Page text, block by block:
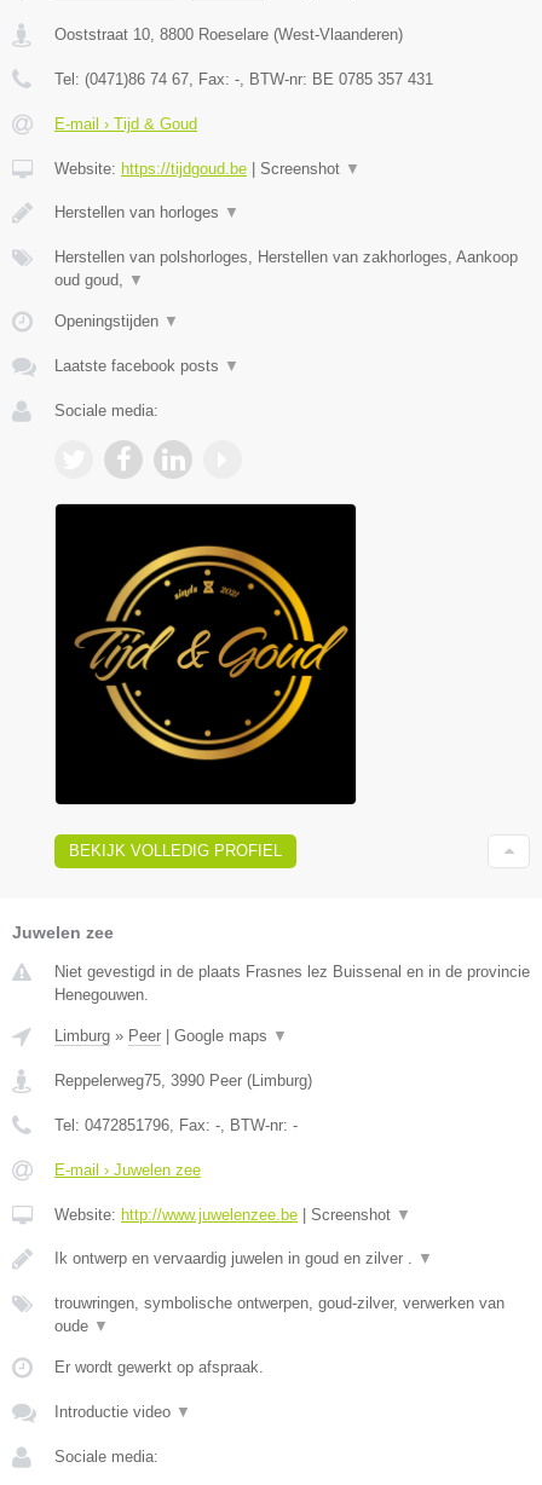
Ooststraat 10 8800 Roeselare (West-Vlaanderen)
Tel: (0471)86 74 67 , Fax: - , BTW-nr: BE 0785 357 431
E-mail › Tijd & Goud
Website: https://tijdgoud.be | Screenshot ▼
Herstellen van horloges ▼
Herstellen van polshorloges, Herstellen van zakhorloges, Aankoop
oud goud,
▼
Openingstijden ▼
Laatste facebook posts ▼
Sociale media:
BEKIJK VOLLEDIG PROFIEL
Juwelen zee
Niet gevestigd in de plaats Frasnes lez Buissenal en in de provincie
Henegouwen.
Limburg » Peer | Google maps ▼
Reppelerweg75 3990 Peer (Limburg)
Tel: 0472851796 , Fax: - , BTW-nr: -
E-mail › Juwelen zee
Website: http://www.juwelenzee.be | Screenshot ▼
Ik ontwerp en vervaardig juwelen in goud en zilver . ▼
trouwringen, symbolische ontwerpen, goud-zilver, verwerken van
oude ▼
Er wordt gewerkt op afspraak.
Introductie video ▼
Sociale media: